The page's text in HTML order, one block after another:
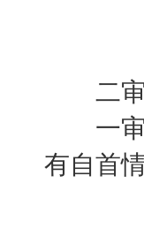
二审
一审
有自首